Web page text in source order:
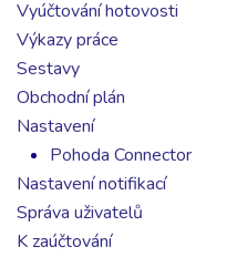
Vyúčtování hotovosti
Výkazy práce
Sestavy
Obchodní plán
Nastavení
Pohoda Connector
Nastavení notifikací
Správa uživatelů
K zaúčtování